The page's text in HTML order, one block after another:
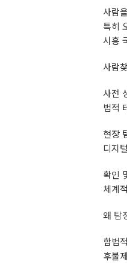
사람
특히
시흥
사람
사전
법적
현장
디지
확인
체계
왜 탐
합법
후불